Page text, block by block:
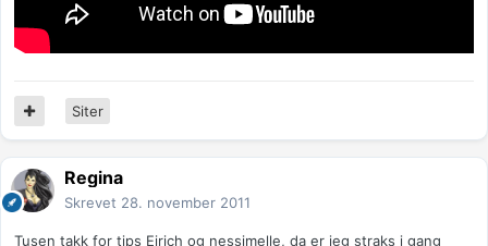
Siter
Regina
Skrevet 28. november 2011
Tusen takk for tips Eirich og nessimelle, da er jeg straks i gang